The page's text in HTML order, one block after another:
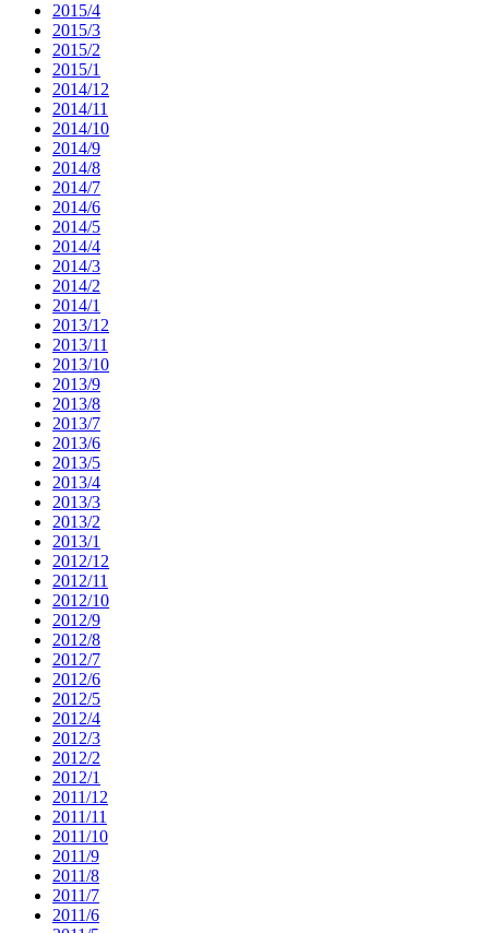
2015/4
2015/3
2015/2
2015/1
2014/12
2014/11
2014/10
2014/9
2014/8
2014/7
2014/6
2014/5
2014/4
2014/3
2014/2
2014/1
2013/12
2013/11
2013/10
2013/9
2013/8
2013/7
2013/6
2013/5
2013/4
2013/3
2013/2
2013/1
2012/12
2012/11
2012/10
2012/9
2012/8
2012/7
2012/6
2012/5
2012/4
2012/3
2012/2
2012/1
2011/12
2011/11
2011/10
2011/9
2011/8
2011/7
2011/6